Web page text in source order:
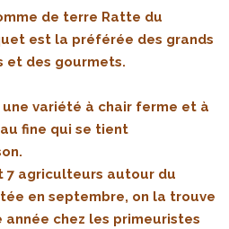
de terre Ratte du
est la préférée des grands
et des gourmets.
une variété à chair ferme et à
fine qui se tient
7 agriculteurs autour du
en septembre, on la trouve
année chez les primeuristes